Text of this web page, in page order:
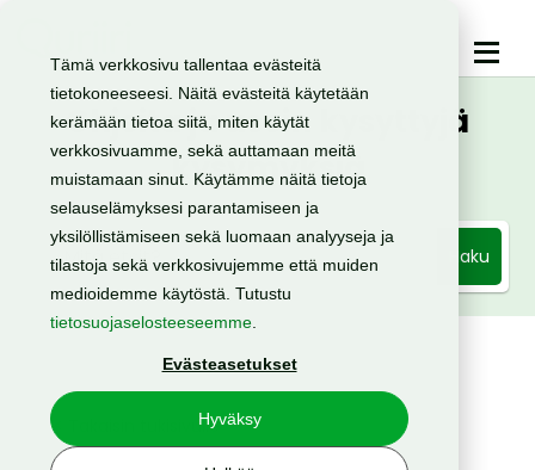
Tämä verkkosivu tallentaa evästeitä
tietokoneeseesi. Näitä evästeitä käytetään
kerämään tietoa siitä, miten käytät
verkkosivuamme, sekä auttamaan meitä
muistamaan sinut. Käytämme näitä tietoja
selauselämyksesi parantamiseen ja
yksilöllistämiseen sekä luomaan analyyseja ja
tilastoja sekä verkkosivujemme että muiden
medioidemme käytöstä. Tutustu
tietosuojaselosteeseemme
Evästeasetukset
Hyväksy
Ohjeita ja usein kysyttyjä
kysymyksiä
Haku
< Takaisin tukisivulle